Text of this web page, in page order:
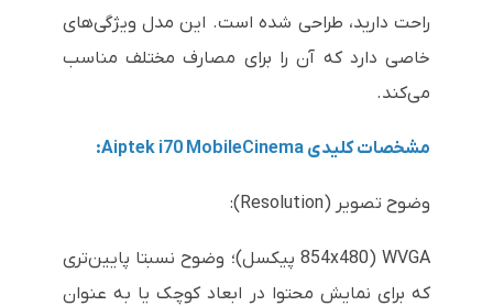
راحت دارید، طراحی شده است. این مدل ویژگی‌های
خاصی دارد که آن را برای مصارف مختلف مناسب
می‌کند.
مشخصات کلیدی Aiptek i70 MobileCinema:
وضوح تصویر (Resolution):
WVGA (854x480 پیکسل)؛ وضوح نسبتا پایین‌تری
که برای نمایش محتوا در ابعاد کوچک یا به عنوان